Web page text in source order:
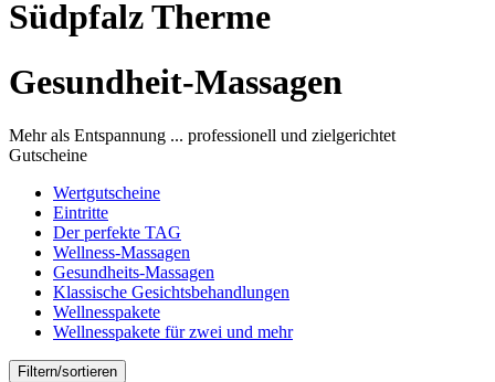
Südpfalz Therme
Gesundheit-Massagen
Mehr als Entspannung ... professionell und zielgerichtet
Gutscheine
Wertgutscheine
Eintritte
Der perfekte TAG
Wellness-Massagen
Gesundheits-Massagen
Klassische Gesichtsbehandlungen
Wellnesspakete
Wellnesspakete für zwei und mehr
Filtern/sortieren